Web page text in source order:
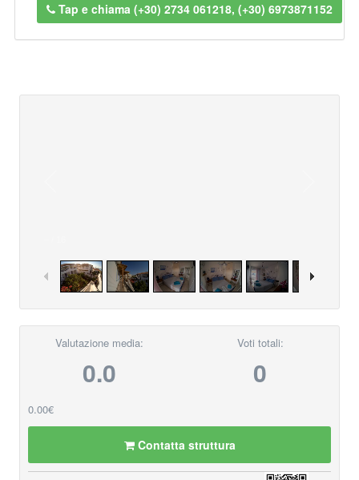
Tap e chiama (+30) 2734 061218, (+30) 6973871152
Valutazione media:
0.0
Voti totali:
0
0.00€
Contatta struttura